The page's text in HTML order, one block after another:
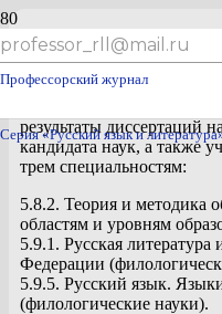
professor_rll@mail.ru
Профессорский журнал
Серия «Русский язык и
С 20 декабря 2022 года
русский язык и
рецензируемых изданий
результаты диссертаций
кандидата наук, а также
трем специальностям:
5.8.2. Теория и методика
областям и уровням
5.9.1. Русская литература
Федерации
5.9.5. Русский язык.
(филологические науки).